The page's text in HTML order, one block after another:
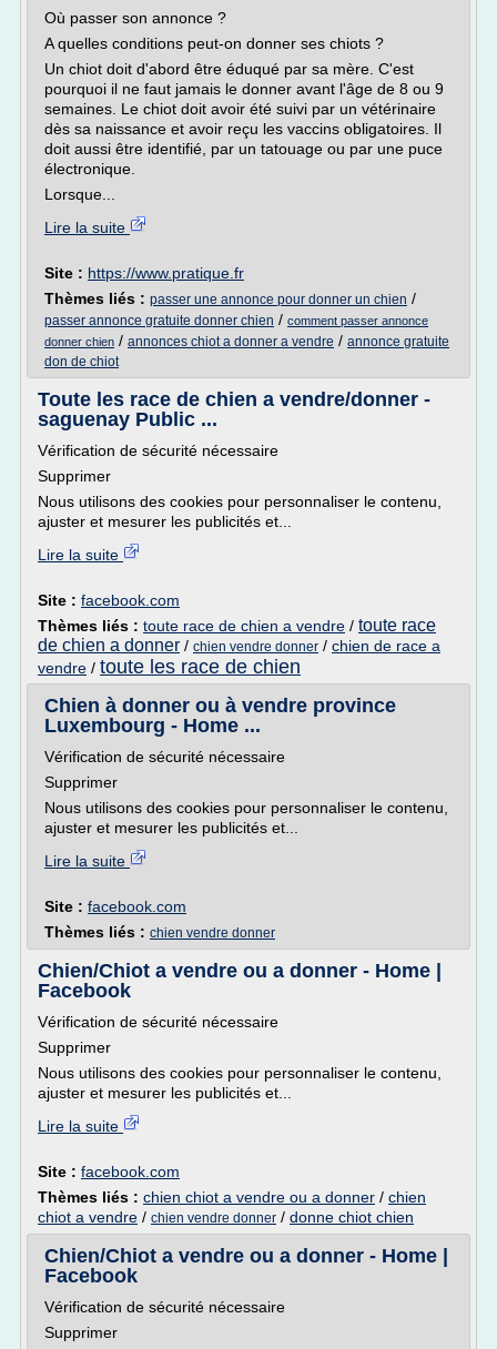
Où passer son annonce ?
A quelles conditions peut-on donner ses chiots ?
Un chiot doit d'abord être éduqué par sa mère. C'est
pourquoi il ne faut jamais le donner avant l'âge de 8 ou 9
semaines. Le chiot doit avoir été suivi par un vétérinaire
dès sa naissance et avoir reçu les vaccins obligatoires. Il
doit aussi être identifié, par un tatouage ou par une puce
électronique.
Lorsque...
Lire la suite
Site : https://www.pratique.fr
Thèmes liés : passer une annonce pour donner un chien /
passer annonce gratuite donner chien / comment passer annonce
donner chien / annonces chiot a donner a vendre / annonce gratuite
don de chiot
Toute les race de chien a vendre/donner -
saguenay Public ...
Vérification de sécurité nécessaire
Supprimer
Nous utilisons des cookies pour personnaliser le contenu,
ajuster et mesurer les publicités et...
Lire la suite
Site : facebook.com
Thèmes liés : toute race de chien a vendre / toute race
de chien a donner / chien vendre donner / chien de race a
vendre / toute les race de chien
Chien à donner ou à vendre province
Luxembourg - Home ...
Vérification de sécurité nécessaire
Supprimer
Nous utilisons des cookies pour personnaliser le contenu,
ajuster et mesurer les publicités et...
Lire la suite
Site : facebook.com
Thèmes liés : chien vendre donner
Chien/Chiot a vendre ou a donner - Home |
Facebook
Vérification de sécurité nécessaire
Supprimer
Nous utilisons des cookies pour personnaliser le contenu,
ajuster et mesurer les publicités et...
Lire la suite
Site : facebook.com
Thèmes liés : chien chiot a vendre ou a donner / chien
chiot a vendre / chien vendre donner / donne chiot chien
Chien/Chiot a vendre ou a donner - Home |
Facebook
Vérification de sécurité nécessaire
Supprimer